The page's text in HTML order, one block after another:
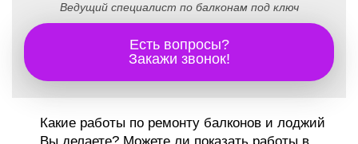
Ведущий специалист по балконам под ключ
Есть вопросы?
Закажи звонок!
Какие работы по ремонту балконов и лоджий